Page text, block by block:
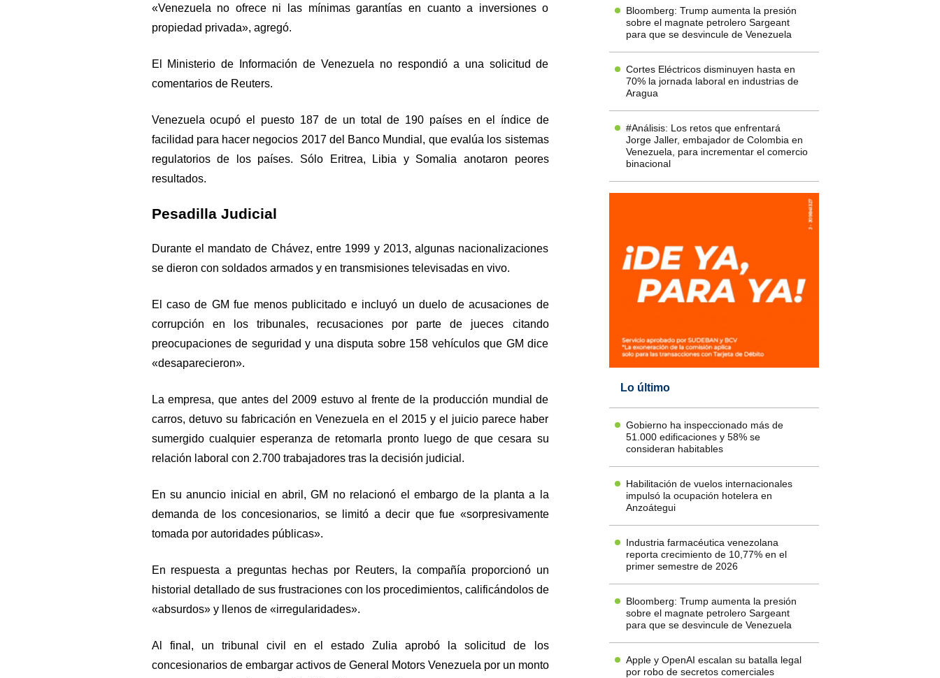
«Venezuela no ofrece ni las mínimas garantías en cuanto a inversiones o
propiedad privada», agregó.
El Ministerio de Información de Venezuela no respondió a una solicitud de
comentarios de Reuters.
Venezuela ocupó el puesto 187 de un total de 190 países en el índice de
facilidad para hacer negocios 2017 del Banco Mundial, que evalúa los sistemas
regulatorios de los países. Sólo Eritrea, Libia y Somalia anotaron peores
resultados.
Pesadilla Judicial
Durante el mandato de Chávez, entre 1999 y 2013, algunas nacionalizaciones
se dieron con soldados armados y en transmisiones televisadas en vivo.
El caso de GM fue menos publicitado e incluyó un duelo de acusaciones de
corrupción en los tribunales, recusaciones por parte de jueces citando
preocupaciones de seguridad y una disputa sobre 158 vehículos que GM dice
«desaparecieron».
La empresa, que antes del 2009 estuvo al frente de la producción mundial de
carros, detuvo su fabricación en Venezuela en el 2015 y el juicio parece haber
sumergido cualquier esperanza de retomarla pronto luego de que cesara su
relación laboral con 2.700 trabajadores tras la decisión judicial.
En su anuncio inicial en abril, GM no relacionó el embargo de la planta a la
demanda de los concesionarios, se limitó a decir que fue «sorpresivamente
tomada por autoridades públicas».
En respuesta a preguntas hechas por Reuters, la compañía proporcionó un
historial detallado de sus frustraciones con los procedimientos, calificándolos de
«absurdos» y llenos de «irregularidades».
Al final, un tribunal civil en el estado Zulia aprobó la solicitud de los
concesionarios de embargar activos de General Motors Venezuela por un monto
Bloomberg: Trump aumenta la presión
sobre el magnate petrolero Sargeant
para que se desvincule de Venezuela
Cortes Eléctricos disminuyen hasta en
70% la jornada laboral en industrias de
Aragua
#Análisis: Los retos que enfrentará
Jorge Jaller, embajador de Colombia en
Venezuela, para incrementar el comercio
binacional
Lo último
Gobierno ha inspeccionado más de
51.000 edificaciones y 58% se
consideran habitables
Habilitación de vuelos internacionales
impulsó la ocupación hotelera en
Anzoátegui
Industria farmacéutica venezolana
reporta crecimiento de 10,77% en el
primer semestre de 2026
Bloomberg: Trump aumenta la presión
sobre el magnate petrolero Sargeant
para que se desvincule de Venezuela
Apple y OpenAI escalan su batalla legal
por robo de secretos comerciales